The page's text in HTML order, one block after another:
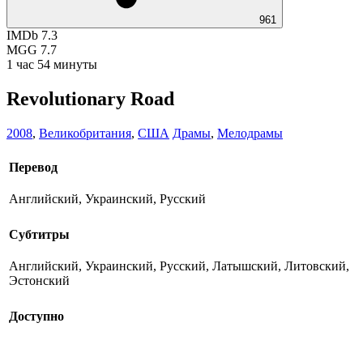
961
IMDb 7.3
MGG 7.7
1 час 54 минуты
Revolutionary Road
2008, Великобритания, США Драмы, Мелодрамы
Перевод
Английский, Украинский, Русский
Субтитры
Английский, Украинский, Русский, Латышский, Литовский,
Эстонский
Доступно